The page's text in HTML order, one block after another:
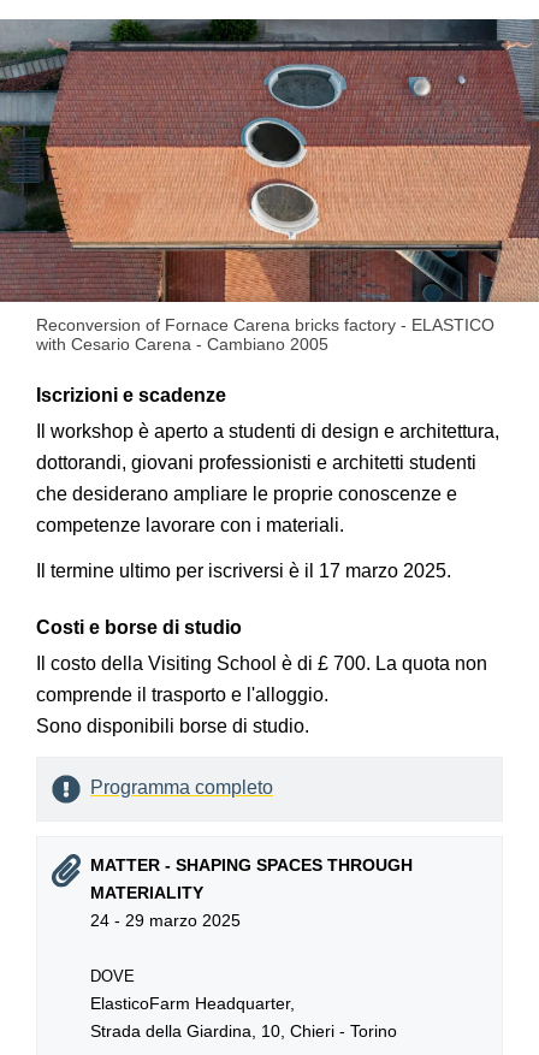
Reconversion of Fornace Carena bricks factory - ELASTICO
with Cesario Carena - Cambiano 2005
Iscrizioni e scadenze
Il workshop è aperto a studenti di design e architettura,
dottorandi, giovani professionisti e architetti studenti
che desiderano ampliare le proprie conoscenze e
competenze lavorare con i materiali.
Il termine ultimo per iscriversi è il 17 marzo 2025.
Costi e borse di studio
Il costo della Visiting School è di £ 700. La quota non
comprende il trasporto e l'alloggio.
Sono disponibili borse di studio.
Programma completo
MATTER - SHAPING SPACES THROUGH
MATERIALITY
24 - 29 marzo 2025
DOVE
ElasticoFarm Headquarter,
Strada della Giardina, 10, Chieri - Torino